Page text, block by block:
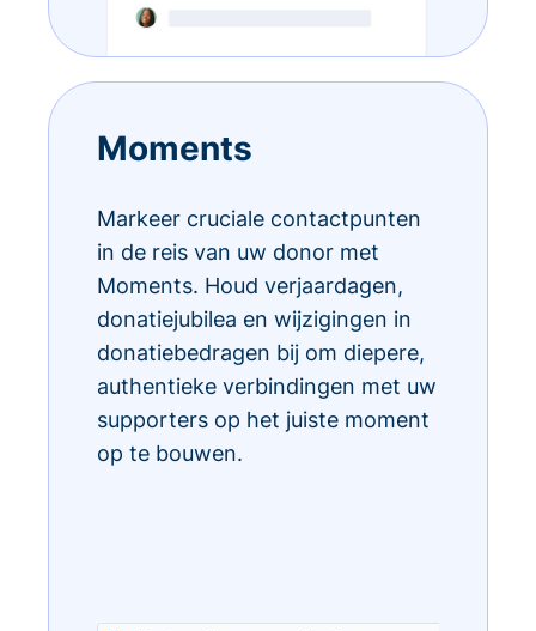
Moments
Markeer cruciale contactpunten
in de reis van uw donor met
Moments. Houd verjaardagen,
donatiejubilea en wijzigingen in
donatiebedragen bij om diepere,
authentieke verbindingen met uw
supporters op het juiste moment
op te bouwen.